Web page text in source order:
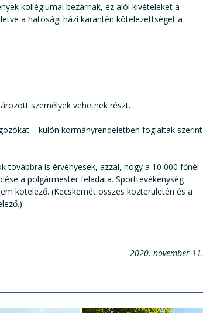
kollégiumai bezárnak, ez alól kivételeket a
a hatósági házi karantén kötelezettséget a
személyek vehetnek részt.
– külön kormányrendeletben foglaltak szerint
továbbra is érvényesek, azzal, hogy a 10 000 főnél
a polgármester feladata. Sporttevékenység
kötelező. (Kecskemét összes közterületén és a
2020. november 11.